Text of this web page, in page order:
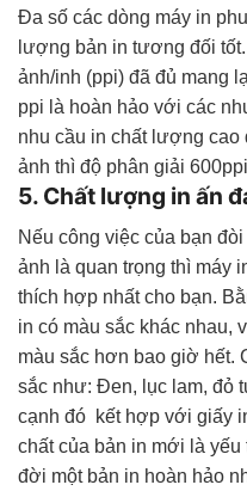
Đa số các dòng máy in
lượng bản in tương đối
ảnh/inh (ppi) đã đủ mang
ppi là hoàn hảo với các
nhu cầu in chất lượng cao
ảnh thì độ phân giải
5. Chất lượng in ấn
Nếu công việc của bạn
ảnh là quan trọng thì máy
thích hợp nhất cho bạn.
in có màu sắc khác nhau,
màu sắc hơn bao giờ hết.
sắc như: Đen, lục lam, đỏ
cạnh đó kết hợp với giấy
chất của bản in mới là
đời một bản in hoàn hảo